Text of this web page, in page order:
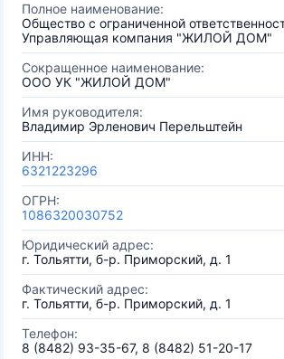
Полное наименование:
Общество с ограниченной
Управляющая компания "ЖИЛОЙ ДОМ"
Сокращенное наименование:
ООО УК "ЖИЛОЙ ДОМ"
Имя руководителя:
Владимир Эрленович Перельштейн
ИНН:
6321223296
ОГРН:
1086320030752
Юридический адрес:
г. Тольятти, б-р. Приморский, д. 1
Фактический адрес:
г. Тольятти, б-р. Приморский, д. 1
Телефон:
8 (8482) 93-35-67, 8 (8482) 51-20-17